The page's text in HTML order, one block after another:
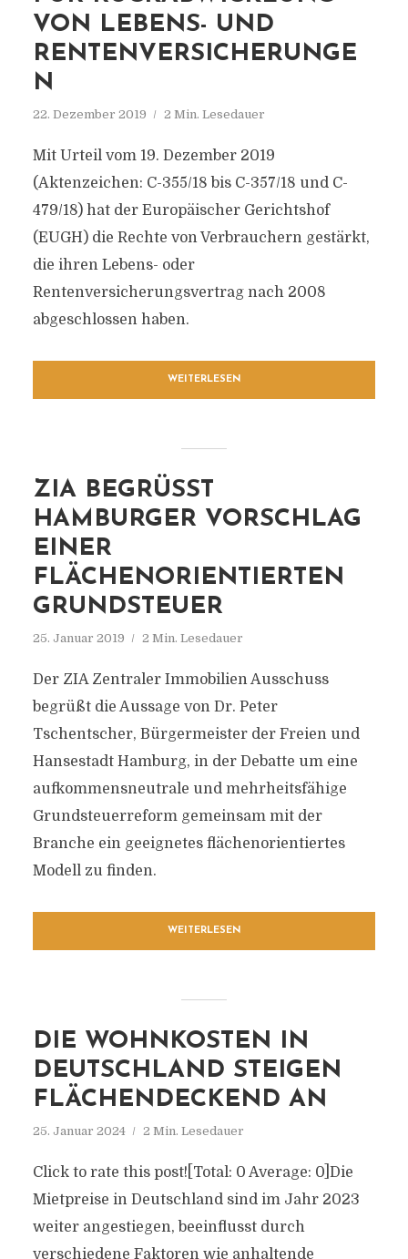
VON LEBENS- UND
RENTENVERSICHERUNGE
N
22. Dezember 2019 2 Min. Lesedauer
Mit Urteil vom 19. Dezember 2019
(Aktenzeichen: C-355/18 bis C-357/18 und C-
479/18) hat der Europäischer Gerichtshof
(EUGH) die Rechte von Verbrauchern gestärkt,
die ihren Lebens- oder
Rentenversicherungsvertrag nach 2008
abgeschlossen haben.
WEITERLESEN
ZIA BEGRÜSST H
AMBURGER VORSCHLAG E
INER F
LÄCHENORIENTIERTEN G
RUNDSTEUER
25. Januar 2019 2 Min. Lesedauer
Der ZIA Zentraler Immobilien Ausschuss
begrüßt die Aussage von Dr. Peter
Tschentscher, Bürgermeister der Freien und
Hansestadt Hamburg, in der Debatte um eine
aufkommensneutrale und mehrheitsfähige
Grundsteuerreform gemeinsam mit der
Branche ein geeignetes flächenorientiertes
Modell zu finden.
WEITERLESEN
DIE WOHNKOSTEN IN
DEUTSCHLAND STEIGEN
FLÄCHENDECKEND AN
25. Januar 2024 2 Min. Lesedauer
Click to rate this post![Total: 0 Average: 0]Die
Mietpreise in Deutschland sind im Jahr 2023
weiter angestiegen, beeinflusst durch
verschiedene Faktoren wie anhaltende